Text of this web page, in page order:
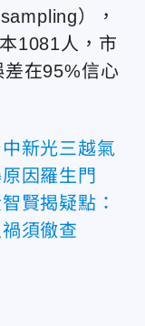
），
1081人，市
在95%信心
中新光三越氣
原因羅生門
賢揭疑點：
禍須徹查